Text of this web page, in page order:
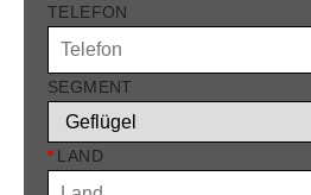
TELEFON
SEGMENT
* LAND